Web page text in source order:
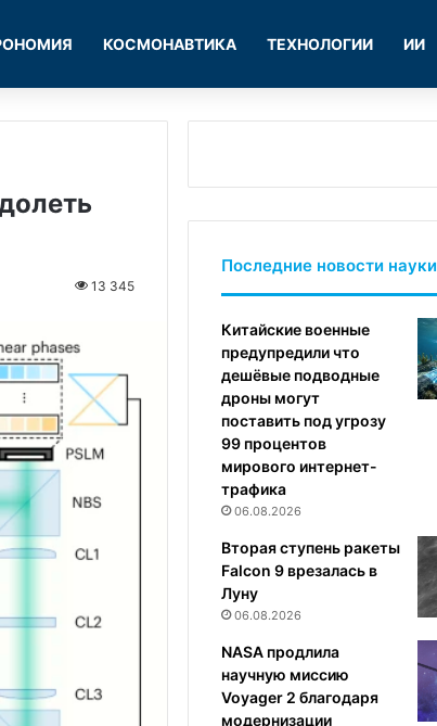
КОСМОНАВТИКА ТЕХНОЛОГИИ ИИ
13 345
Последние новости науки
Китайские военные
предупредили что
дешёвые подводные
дроны могут
поставить под угрозу
99 процентов
мирового интернет-
трафика
06.08.2026
Вторая ступень ракеты
Falcon 9 врезалась в
Луну
06.08.2026
NASA продлила
научную миссию
Voyager 2 благодаря
модернизации